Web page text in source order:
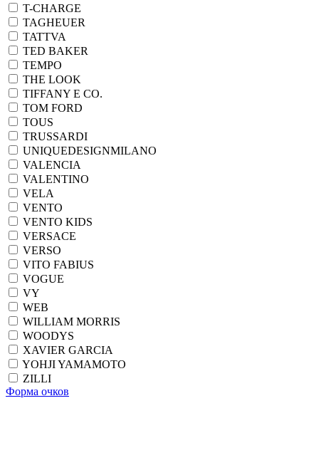
T-CHARGE
TAGHEUER
TATTVA
TED BAKER
TEMPO
THE LOOK
TIFFANY E CO.
TOM FORD
TOUS
TRUSSARDI
UNIQUEDESIGNMILANO
VALENCIA
VALENTINO
VELA
VENTO
VENTO KIDS
VERSACE
VERSO
VITO FABIUS
VOGUE
VY
WEB
WILLIAM MORRIS
WOODYS
XAVIER GARCIA
YOHJI YAMAMOTO
ZILLI
Форма очков